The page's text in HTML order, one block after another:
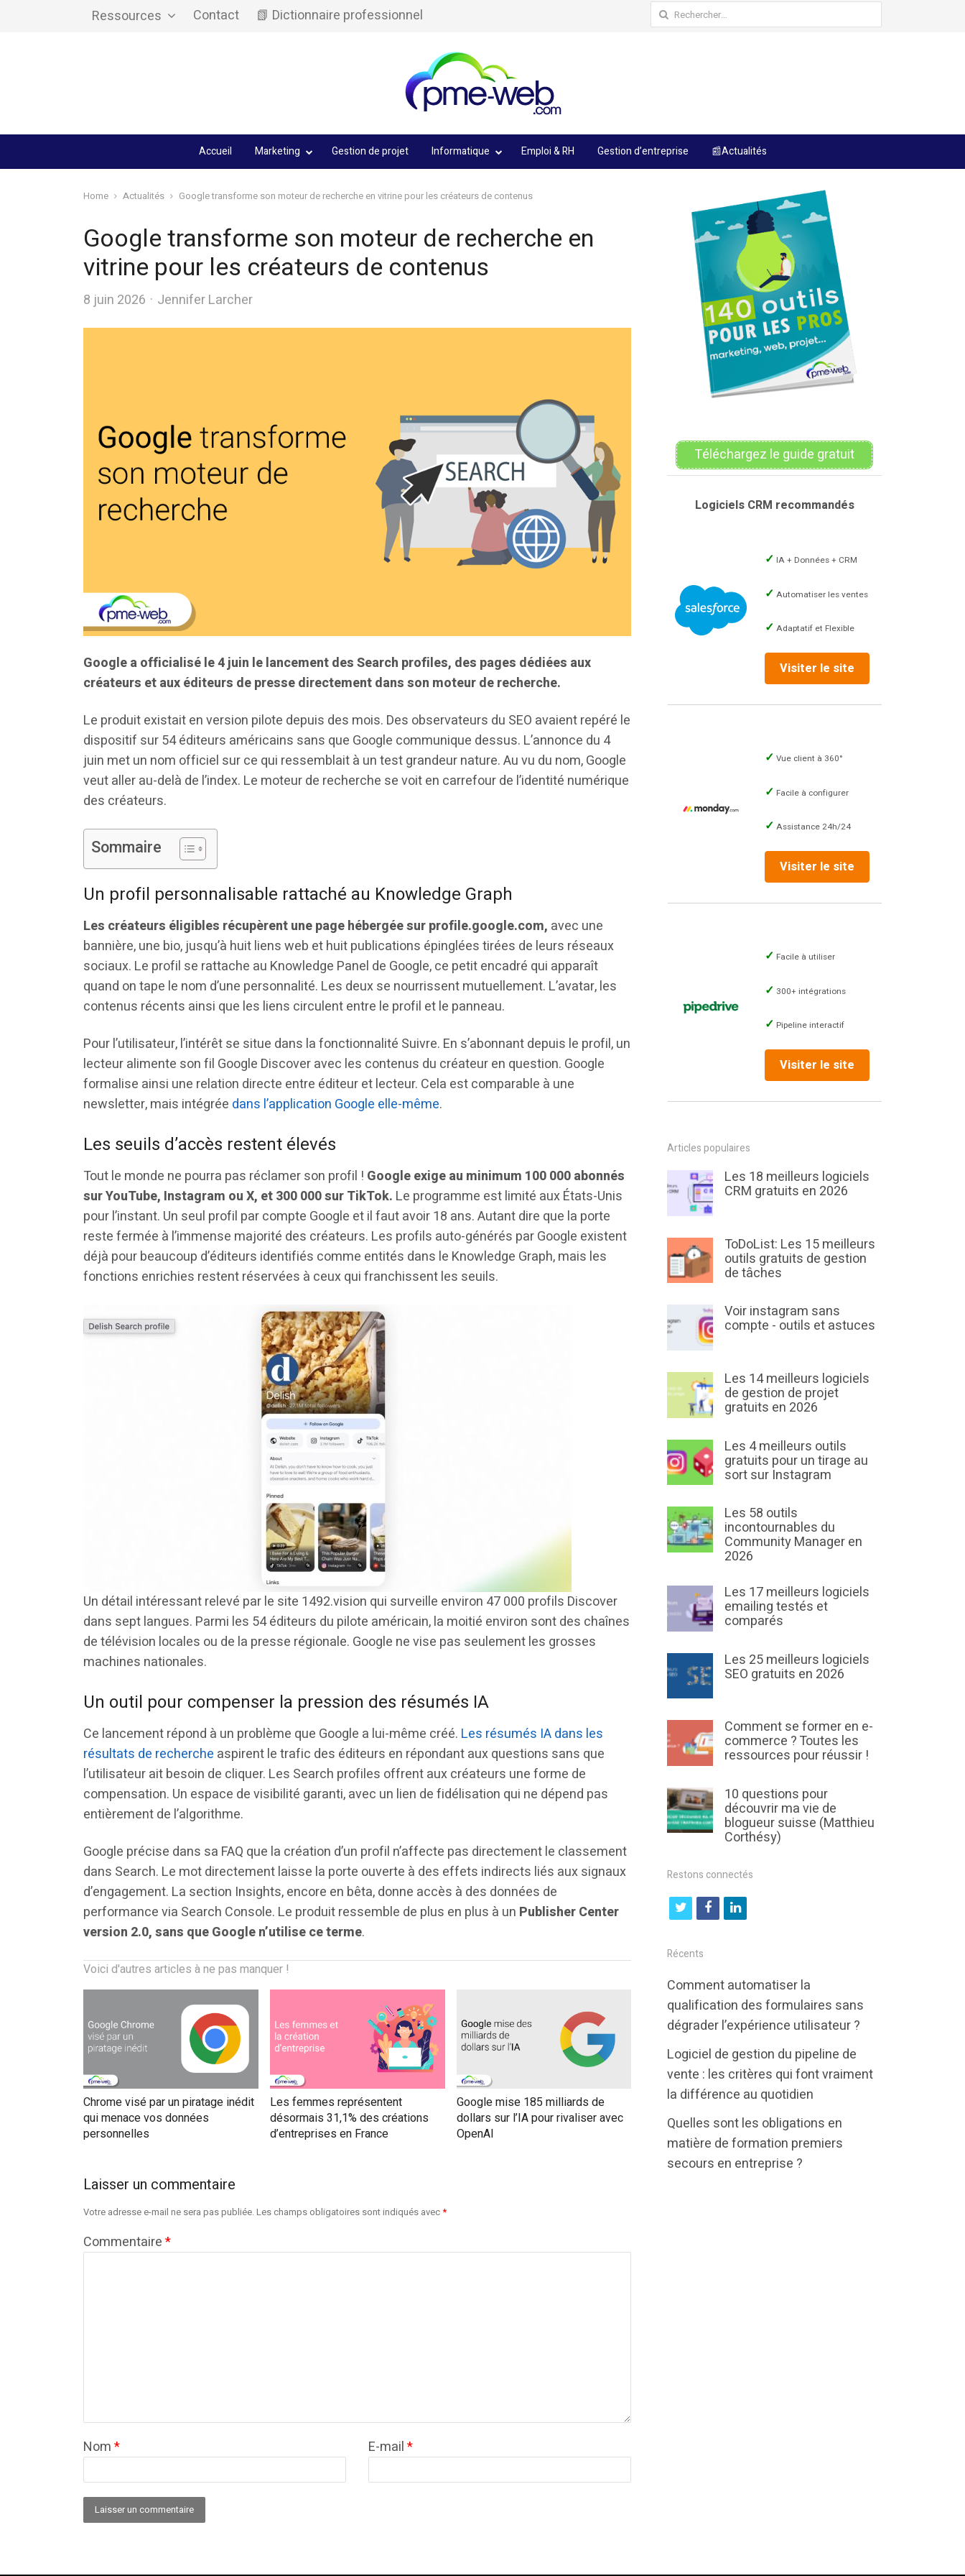
Ressources Contact 📗 Dictionnaire professionnel Rechercher :
Accueil Marketing Gestion de projet Informatique Emploi & RH Gestion d’entreprise 📰Actualités
Home Actualités Google transforme son moteur de recherche en vitrine pour les créateurs de contenus
Google transforme son moteur de recherche en
vitrine pour les créateurs de contenus
8 juin 2026 Author
Jennifer Larcher
Google a officialisé le 4 juin le lancement des Search profiles, des pages dédiées aux
créateurs et aux éditeurs de presse directement dans son moteur de recherche.
Le produit existait en version pilote depuis des mois. Des observateurs du SEO avaient repéré le
dispositif sur 54 éditeurs américains sans que Google communique dessus. L’annonce du 4
juin met un nom officiel sur ce qui ressemblait à un test grandeur nature. Au vu du nom, Google
veut aller au-delà de l’index. Le moteur de recherche se voit en carrefour de l’identité numérique
des créateurs.
Sommaire
Un profil personnalisable rattaché au Knowledge Graph
Les créateurs éligibles récupèrent une page hébergée sur profile.google.com, avec une
bannière, une bio, jusqu’à huit liens web et huit publications épinglées tirées de leurs réseaux
sociaux. Le profil se rattache au Knowledge Panel de Google, ce petit encadré qui apparaît
quand on tape le nom d’une personnalité. Les deux se nourrissent mutuellement. L’avatar, les
contenus récents ainsi que les liens circulent entre le profil et le panneau.
Pour l’utilisateur, l’intérêt se situe dans la fonctionnalité Suivre. En s’abonnant depuis le profil, un
lecteur alimente son fil Google Discover avec les contenus du créateur en question. Google
formalise ainsi une relation directe entre éditeur et lecteur. Cela est comparable à une
newsletter, mais intégrée dans l’application Google elle-même.
Les seuils d’accès restent élevés
Tout le monde ne pourra pas réclamer son profil ! Google exige au minimum 100 000 abonnés
sur YouTube, Instagram ou X, et 300 000 sur TikTok. Le programme est limité aux États-Unis
pour l’instant. Un seul profil par compte Google et il faut avoir 18 ans. Autant dire que la porte
reste fermée à l’immense majorité des créateurs. Les profils auto-générés par Google existent
déjà pour beaucoup d’éditeurs identifiés comme entités dans le Knowledge Graph, mais les
fonctions enrichies restent réservées à ceux qui franchissent les seuils.
Un détail intéressant relevé par le site 1492.vision qui surveille environ 47 000 profils Discover
dans sept langues. Parmi les 54 éditeurs du pilote américain, la moitié environ sont des chaînes
de télévision locales ou de la presse régionale. Google ne vise pas seulement les grosses
machines nationales.
Un outil pour compenser la pression des résumés IA
Ce lancement répond à un problème que Google a lui-même créé. Les résumés IA dans les
résultats de recherche aspirent le trafic des éditeurs en répondant aux questions sans que
l’utilisateur ait besoin de cliquer. Les Search profiles offrent aux créateurs une forme de
compensation. Un espace de visibilité garanti, avec un lien de fidélisation qui ne dépend pas
entièrement de l’algorithme.
Google précise dans sa FAQ que la création d’un profil n’affecte pas directement le classement
dans Search. Le mot directement laisse la porte ouverte à des effets indirects liés aux signaux
d’engagement. La section Insights, encore en bêta, donne accès à des données de
performance via Search Console. Le produit ressemble de plus en plus à un Publisher Center
version 2.0, sans que Google n’utilise ce terme.
Voici d'autres articles à ne pas manquer !
Chrome visé par un piratage inédit
qui menace vos données
personnelles
Les femmes représentent
désormais 31,1% des créations
d’entreprises en France
Google mise 185 milliards de
dollars sur l’IA pour rivaliser avec
OpenAI
Laisser un commentaire
Votre adresse e-mail ne sera pas publiée.Les champs obligatoires sont indiqués avec*
Commentaire*
Nom* E-mail*
Téléchargez le guide gratuit
Logiciels CRM recommandés
IA + Données + CRM
Automatiser les ventes
Adaptatif et Flexible
Visiter le site
Vue client à 360°
Facile à configurer
Assistance 24h/24
Visiter le site
Facile à utiliser
300+ intégrations
Pipeline interactif
Visiter le site
Articles populaires
Les 18 meilleurs logiciels
CRM gratuits en 2026
ToDoList: Les 15 meilleurs
outils gratuits de gestion
de tâches
Voir instagram sans
compte - outils et astuces
Les 14 meilleurs logiciels
de gestion de projet
gratuits en 2026
Les 4 meilleurs outils
gratuits pour un tirage au
sort sur Instagram
Les 58 outils
incontournables du
Community Manager en
2026
Les 17 meilleurs logiciels
emailing testés et
comparés
Les 25 meilleurs logiciels
SEO gratuits en 2026
Comment se former en e-
commerce ? Toutes les
ressources pour réussir !
10 questions pour
découvrir ma vie de
blogueur suisse (Matthieu
Corthésy)
Restons connectés
t
i
t
e
r
f
b
o
k
l
k
e
d
n
Récents
Comment automatiser la
qualification des formulaires sans
dégrader l’expérience utilisateur ?
Logiciel de gestion du pipeline de
vente : les critères qui font vraiment
la différence au quotidien
Quelles sont les obligations en
matière de formation premiers
secours en entreprise ?